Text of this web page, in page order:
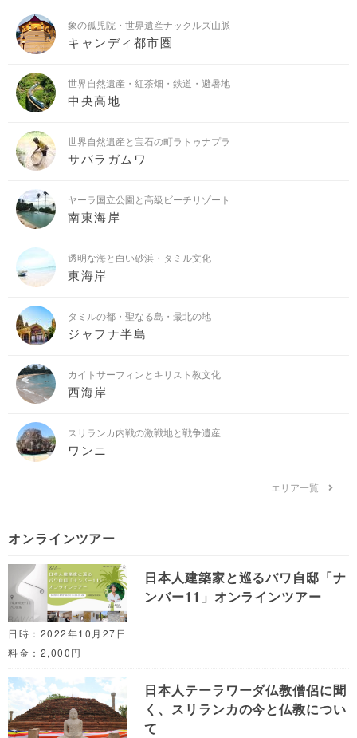
象の孤児院・世界遺産ナックルズ山脈
キャンディ都市圏
世界自然遺産・紅茶畑・鉄道・避暑地
中央高地
世界自然遺産と宝石の町ラトゥナプラ
サバラガムワ
ヤーラ国立公園と高級ビーチリゾート
南東海岸
透明な海と白い砂浜・タミル文化
東海岸
タミルの都・聖なる島・最北の地
ジャフナ半島
カイトサーフィンとキリスト教文化
西海岸
スリランカ内戦の激戦地と戦争遺産
ワンニ
エリア一覧
オンラインツアー
日本人建築家と巡るバワ自邸「ナ
ンバー11」オンラインツアー
日時：2022年10月27日
料金：2,000円
日本人テーラワーダ仏教僧侶に聞
く、スリランカの今と仏教につい
て